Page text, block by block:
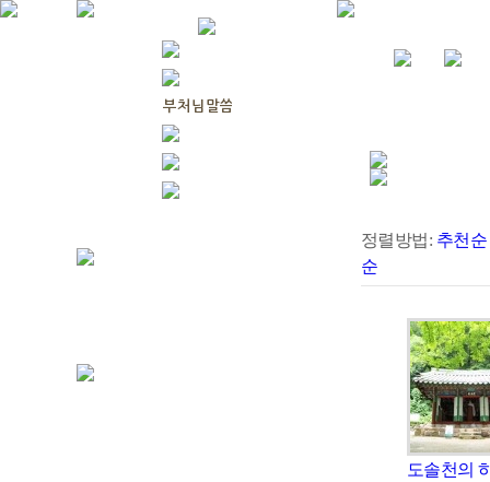
정렬방법: 추천순
순
도솔천의